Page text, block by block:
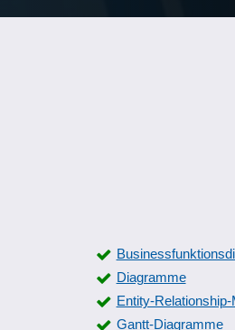
Diagramme
Entity-
Gantt-Diagramme